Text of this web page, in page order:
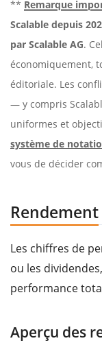
** Remarque
Scalable depuis
par Scalable AG.
économiquement,
éditoriale. Les
— y compris
uniformes et
système de
vous de décider
Rendement
Les chiffres de
ou les
performance
Aperçu des